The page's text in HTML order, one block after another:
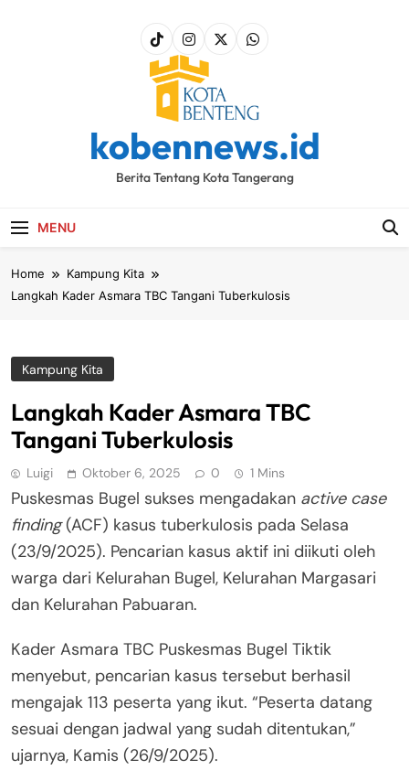
kobennews.id
Berita Tentang Kota Tangerang
MENU
Home
Kampung Kita
Langkah Kader Asmara TBC Tangani Tuberkulosis
Kampung Kita
Langkah Kader Asmara TBC
Tangani Tuberkulosis
Luigi Oktober 6, 2025 0 1 Mins
Puskesmas Bugel sukses mengadakan active case
finding(ACF) kasus tuberkulosis pada Selasa
(23/9/2025). Pencarian kasus aktif ini diikuti oleh
warga dari Kelurahan Bugel, Kelurahan Margasari
dan Kelurahan Pabuaran.
Kader Asmara TBC Puskesmas Bugel Tiktik
menyebut, pencarian kasus tersebut berhasil
mengajak 113 peserta yang ikut. “Peserta datang
sesuai dengan jadwal yang sudah ditentukan,”
ujarnya, Kamis (26/9/2025).